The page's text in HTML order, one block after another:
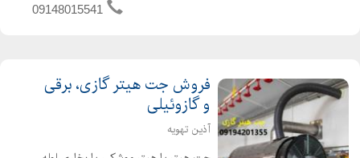
09148015541
فروش جت هیتر گازی، برقی
و گازوئیلی
آذین تهویه